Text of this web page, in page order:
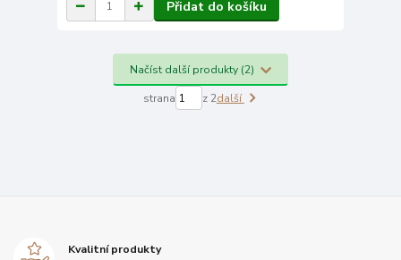
Přidat do košíku
Načíst další produkty (2)
strana z 2další
Kvalitní produkty